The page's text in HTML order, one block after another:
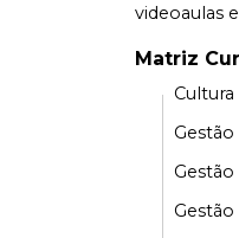
videoaulas
Matriz
Gestão
Gestão